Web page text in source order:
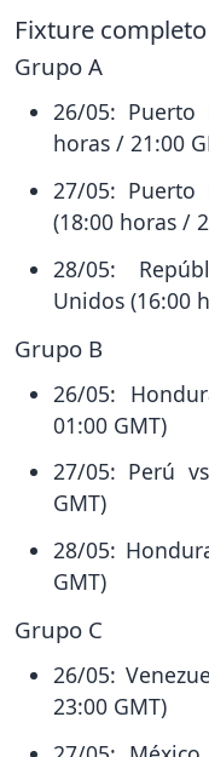
Fixture completo
Grupo A
26/05: Puerto
horas / 21:00
27/05: Puerto
(18:00 horas /
28/05:
Unidos (16:00
Grupo B
26/05:
01:00 GMT)
27/05: Perú
GMT)
28/05:
GMT)
Grupo C
26/05:
23:00 GMT)